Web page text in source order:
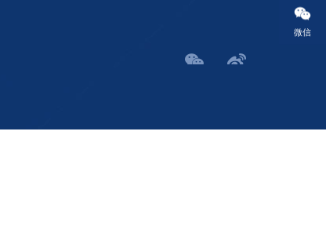
微信